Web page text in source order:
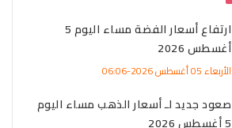
ارتفاع أسعار الفضة مساء اليوم 5
أغسطس 2026
الأربعاء 05 أغسطس 2026-06:06
صعود جديد لـ أسعار الذهب مساء اليوم
5 أغسطس 2026